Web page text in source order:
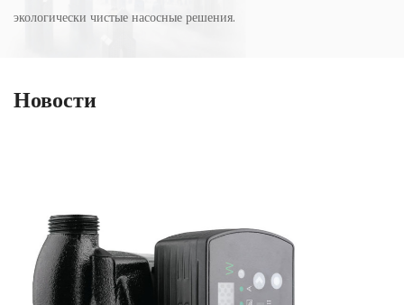
экологически чистые насосные решения.
Новости